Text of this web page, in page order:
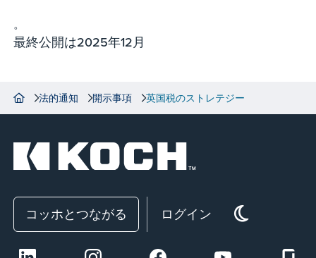
。
最終公開は2025年12月
法的通知 開示事項 英国税のストレテジー
コッホとつながる ログイン